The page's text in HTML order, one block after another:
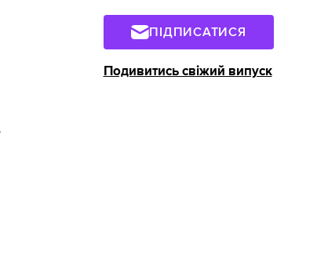
ПІДПИСАТИСЯ
Подивитись свіжий випуск